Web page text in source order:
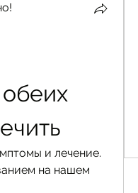
и лечение.
на нашем